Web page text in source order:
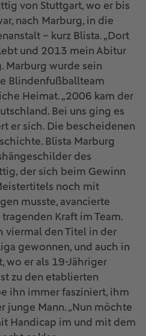
von Stuttgart, wo er bis
nach Marburg, in die
– kurz Blista. „Dort
und 2013 mein Abitur
Marburg wurde sein
Blindenfußballteam
Heimat. „2006 kam der
Bei uns ging es
er sich. Die bescheidenen
Blista Marburg
des
der sich beim Gewinn
noch mit
musste, avancierte
Kraft im Team.
viermal den Titel in der
gewonnen, und auch in
wo er als 19-Jähriger
zu den etablierten
ihn immer fasziniert, ihm
junge Mann. „Nun möchte
Handicap im und mit dem